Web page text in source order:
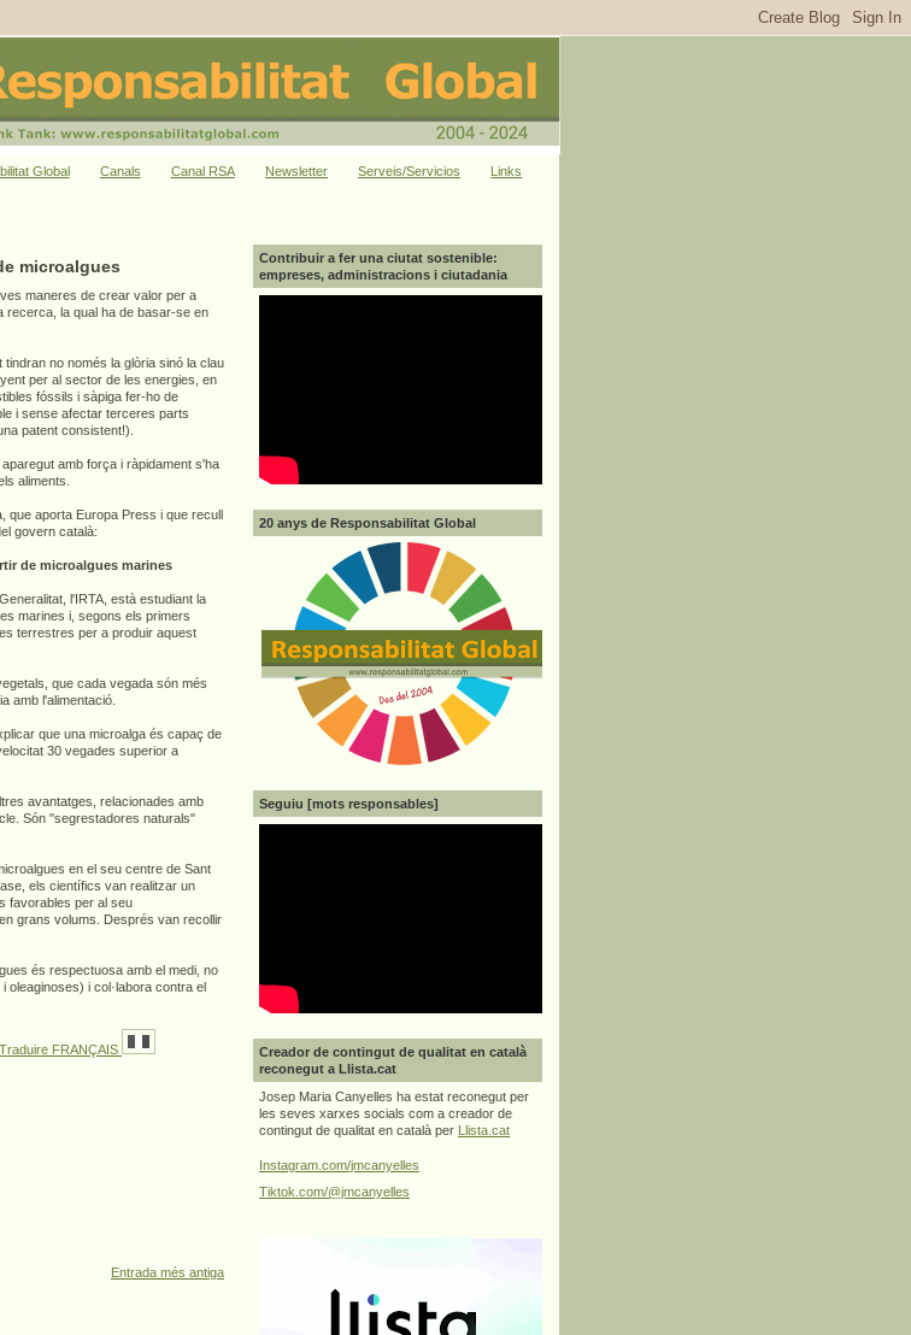
Global Canals Canal RSA Newsletter Serveis/Servicios Links
microalgues
maneres de crear valor per a
recerca, la qual ha de basar-se en
no només la glòria sinó la clau
per al sector de les energies, en
fóssils i sàpiga fer-ho de
i sense afectar terceres parts
patent consistent!).
amb força i ràpidament s'ha
aliments.
que aporta Europa Press i que recull
govern català:
de microalgues marines
l'IRTA, està estudiant la
marines i, segons els primers
terrestres per a produir aquest
que cada vegada són més
amb l'alimentació.
que una microalga és capaç de
30 vegades superior a
avantatges, relacionades amb
Són "segrestadores naturals"
en el seu centre de Sant
els científics van realitzar un
favorables per al seu
grans volums. Després van recollir
és respectuosa amb el medi, no
oleaginoses) i col·labora contra el
Traduire FRANÇAIS
Entrada més antiga
Contribuir a fer una ciutat sostenible:
empreses, administracions i ciutadania
20 anys de Responsabilitat Global
Seguiu [mots responsables]
Creador de contingut de qualitat en català
reconegut a Llista.cat
Josep Maria Canyelles ha estat reconegut per
les seves xarxes socials com a creador de
contingut de qualitat en català per
Llista.cat
Instagram.com/jmcanyelles
Tiktok.com/@jmcanyelles